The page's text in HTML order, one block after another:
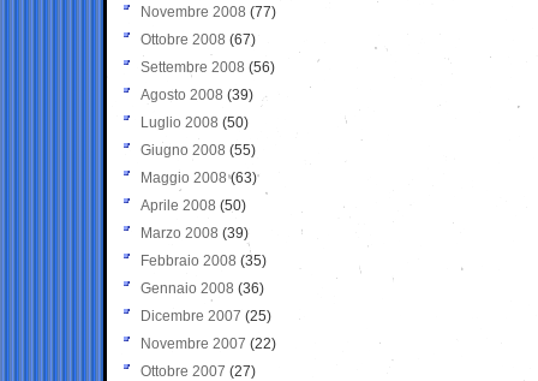
Novembre 2008 (77)
Ottobre 2008 (67)
Settembre 2008 (56)
Agosto 2008 (39)
Luglio 2008 (50)
Giugno 2008 (55)
Maggio 2008(63)
Aprile 2008 (50)
Marzo 2008 (39)
Febbraio 2008 (35)
Gennaio 2008 (36)
Dicembre 2007 (25)
Novembre 2007 (22)
Ottobre 2007 (27)